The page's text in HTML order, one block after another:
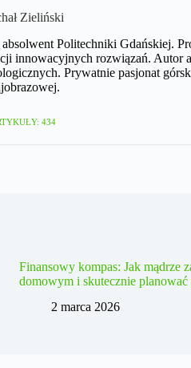
Zieliński
Politechniki Gdańskiej.
innowacyjnych rozwiązań. Autor
Prywatnie pasjonat
434
Finansowy kompas: Jak mądrze
domowym i skutecznie planować
2 marca 2026